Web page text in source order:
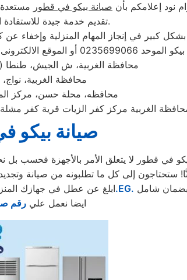
نود إعلامكم بأن صيانة بيكو في قطور
تقديم خدمة جيدة للاستفادة المثلى من خدماتنا.
كبير في إنجاز المهام المنزلية وإخفاء عن
تسجيل الطلب ويتابع مندوب خاص
محافظة الغربية، ش الجيش، طنطا (قسم 2)، قسم
محافظة الغربية،
محافظه، محلة حسن، مركز
الغربية مركز كفر الزيات قرية كفر
صيانة بيكو
قطور لا يتعلق الأمر بالأجهزة فحسب بل
ما تطلبونه من صيانة وتجديد الجهاز، وإصلاح جميع
ابلغ عن عطل في جهازك.EG. بضمان شامل
ايضا نعمل علي رقم